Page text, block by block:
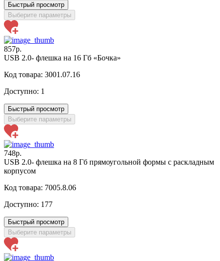
Быстрый просмотр
Выберите параметры
857р.
USB 2.0- флешка на 16 Гб «Бочка»
Код товара: 3001.07.16
Доступно: 1
Быстрый просмотр
Выберите параметры
748р.
USB 2.0- флешка на 8 Гб прямоугольной формы с раскладным
корпусом
Код товара: 7005.8.06
Доступно: 177
Быстрый просмотр
Выберите параметры